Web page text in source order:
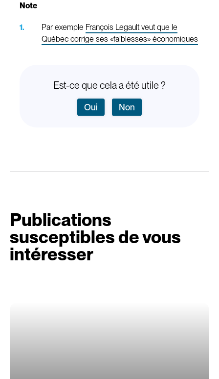
Note
Par exemple François Legault veut que le
Québec corrige ses «faiblesses» économiques
Est-ce que cela a été utile ?
Oui Non
Publications
susceptibles de vous
intéresser